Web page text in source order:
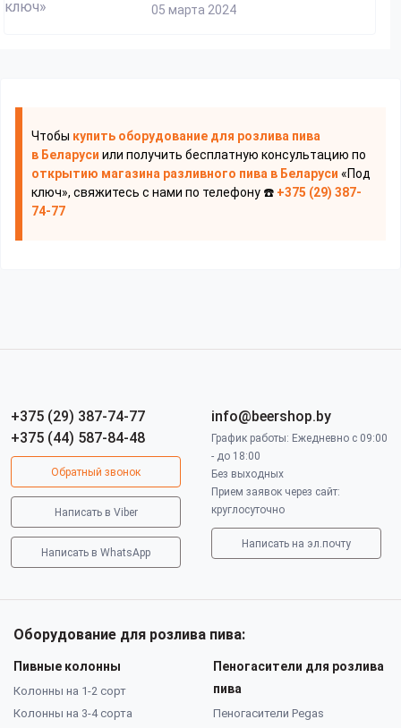
05 марта 2024
Чтобы купить оборудование для розлива пива
в Беларуси или получить бесплатную консультацию по
открытию магазина разливного пива в Беларуси «Под
ключ», свяжитесь с нами по телефону ☎️ +375 (29) 387-
74-77
+375 (29) 387-74-77
+375 (44) 587-84-48
Обратный звонок
Написать в Viber
Написать в WhatsApp
info@beershop.by
График работы: Ежедневно с 09:00
- до 18:00
Без выходных
Прием заявок через сайт:
круглосуточно
Написать на эл.почту
Оборудование для розлива пива:
Пивные колонны
Колонны на 1-2 сорт
Колонны на 3-4 сорта
Пеногасители для розлива
пива
Пеногасители Pegas